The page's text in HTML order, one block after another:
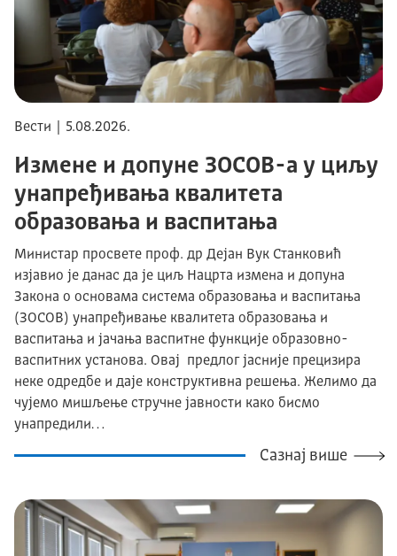
Вести | 5.08.2026.
Измене и допуне ЗОСОВ-а у циљу
унапређивања квалитета
образовања и васпитања
Министар просвете проф. др Дејан Вук Станковић
изјавио је данас да је циљ Нацрта измена и допуна
Закона о основама система образовања и васпитања
(ЗОСОВ) унапређивање квалитета образовања и
васпитања и јачања васпитне функције образовно-
васпитних установа. Овај предлог јасније прецизира
неке одредбе и даје конструктивна решења. Желимо да
чујемо мишљење стручне јавности како бисмо
унапредили…
Сазнај више